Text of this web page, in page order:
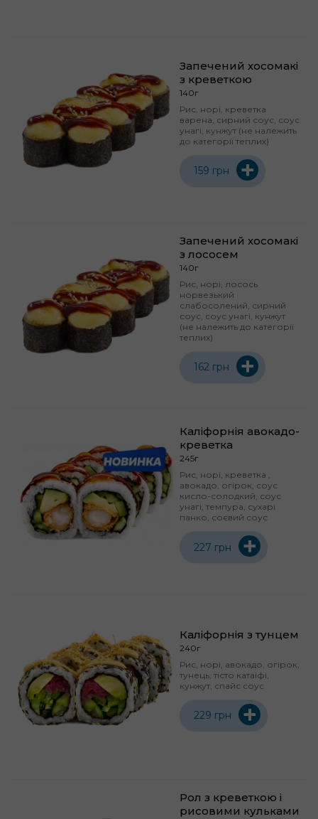
Запечений хосомакі
з креветкою
140г
Рис, норі, креветка
варена, сирний соус, соус
унагі, кунжут (не належить
до категорії теплих)
159 грн +
Запечений хосомакі
з лососем
140г
Рис, норі, лосось
норвезький
слабосолений, сирний
соус, соус унагі, кунжут
(не належить до категорії
теплих)
162 грн +
Каліфорнія авокадо-
креветка
245г
Рис, норі, креветка ,
авокадо, огірок, соус
кисло-солодкий, соус
унагі, темпура, сухарі
панко, соєвий соус
227 грн +
Каліфорнія з тунцем
240г
Рис, норі, авокадо, огірок,
тунець, тісто катаіфі,
кунжут, спайс соус
229 грн +
Рол з креветкою і
рисовими кульками